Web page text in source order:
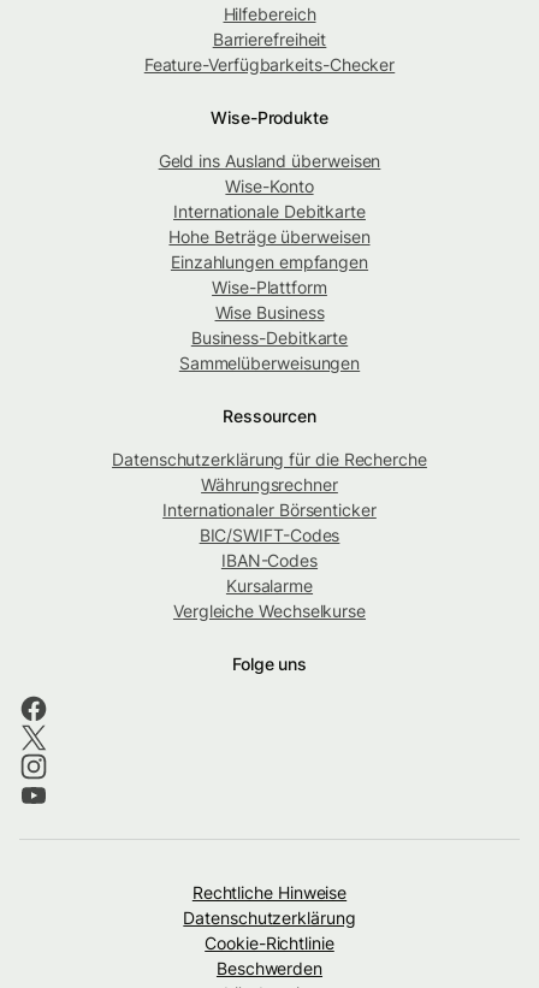
Hilfebereich
Barrierefreiheit
Feature-Verfügbarkeits-Checker
Wise-Produkte
Geld ins Ausland überweisen
Wise-Konto
Internationale Debitkarte
Hohe Beträge überweisen
Einzahlungen empfangen
Wise-Plattform
Wise Business
Business-Debitkarte
Sammelüberweisungen
Ressourcen
Datenschutzerklärung für die Recherche
Währungsrechner
Internationaler Börsenticker
BIC/SWIFT-Codes
IBAN-Codes
Kursalarme
Vergleiche Wechselkurse
Folge uns
Rechtliche Hinweise
Datenschutzerklärung
Cookie-Richtlinie
Beschwerden